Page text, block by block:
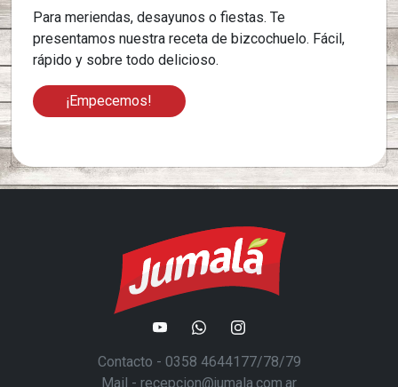
Para meriendas, desayunos o fiestas. Te
presentamos nuestra receta de bizcochuelo. Fácil,
rápido y sobre todo delicioso.
¡Empecemos!
Contacto - 0358 4644177/78/79
Mail - recepcion@jumala.com.ar